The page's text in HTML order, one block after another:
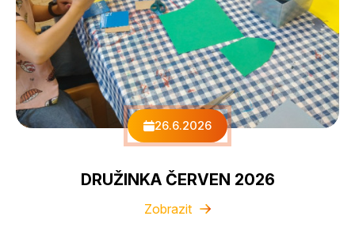
DRUŽINKA ČERVEN 2026
26.6.2026
Zobrazit